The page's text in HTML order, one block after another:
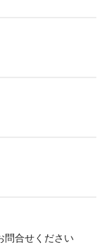
問合せください